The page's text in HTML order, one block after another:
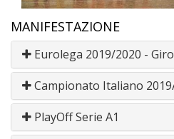
MANIFESTAZIONE
Eurolega 2019/2020 -
Campionato Italiano
PlayOff Serie A1